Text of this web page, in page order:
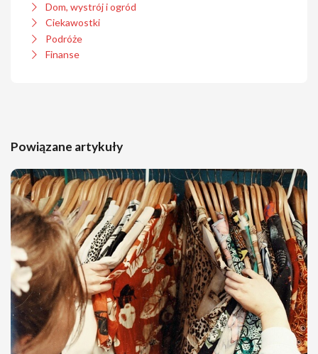
Dom, wystrój i ogród
Ciekawostki
Podróże
Finanse
Powiązane artykuły